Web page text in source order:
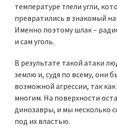
температуре тлели угли,
превратились в знакомый
Именно поэтому шлак –
и сам уголь.
В результате такой атаки
землю и, судя по всему, они
возможной агрессии, так
многим. На поверхности
динозавры, и мы несколько
под их властью.